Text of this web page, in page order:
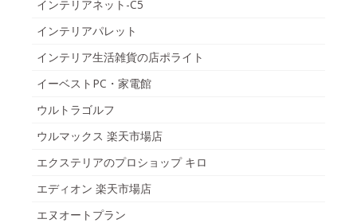
インテリアネット-C5
インテリアパレット
インテリア生活雑貨の店ポライト
イーベストPC・家電館
ウルトラゴルフ
ウルマックス 楽天市場店
エクステリアのプロショップ キロ
エディオン 楽天市場店
エヌオートプラン